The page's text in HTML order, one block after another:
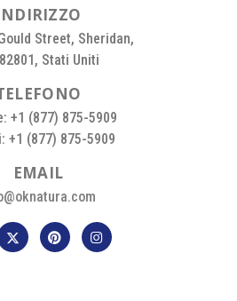
NDIRIZZO
Street, Sheridan,
Stati Uniti
ELEFONO
+1 (877) 875-5909
+1 (877) 875-5909
EMAIL